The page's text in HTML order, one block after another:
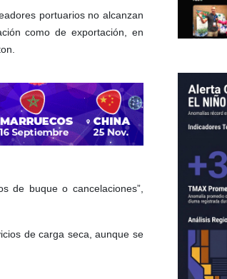
portuarios no alcanzan
como de exportación, en
de buque o cancelaciones”,
de carga seca, aunque se